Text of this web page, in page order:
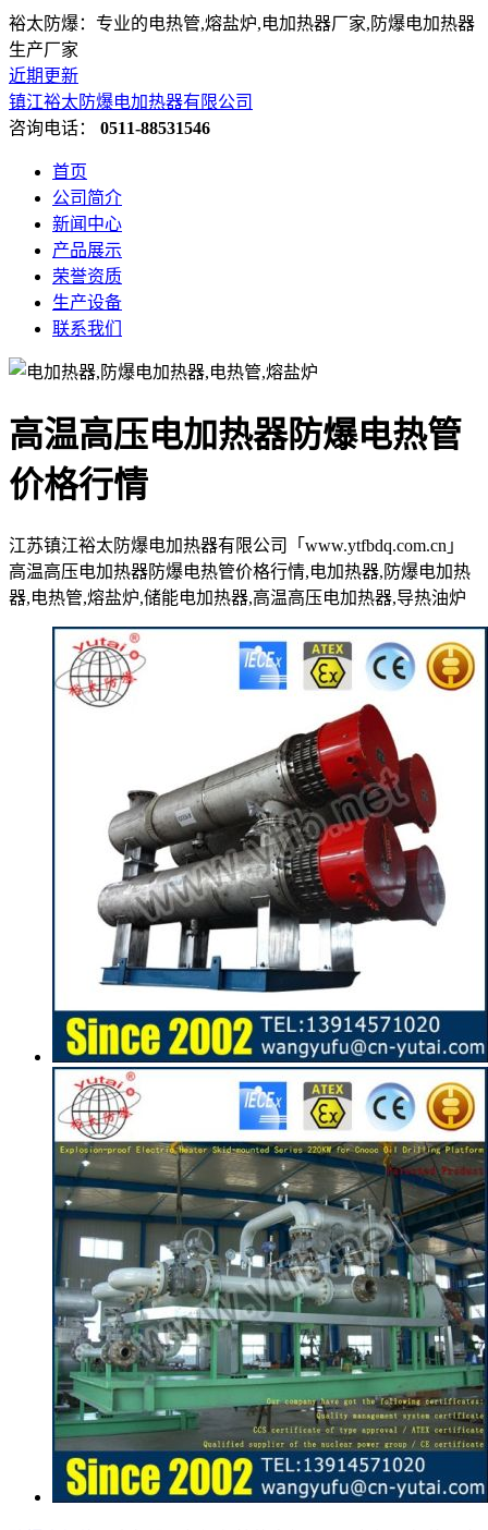
裕太防爆：专业的电热管,熔盐炉,电加热器厂家,防爆电加热器
生产厂家
近期更新
镇江裕太防爆电加热器有限公司
咨询电话： 0511-88531546
首页
公司简介
新闻中心
产品展示
荣誉资质
生产设备
联系我们
高温高压电加热器防爆电热管
价格行情
江苏镇江裕太防爆电加热器有限公司「www.ytfbdq.com.cn」
高温高压电加热器防爆电热管价格行情,电加热器,防爆电加热
器,电热管,熔盐炉,储能电加热器,高温高压电加热器,导热油炉